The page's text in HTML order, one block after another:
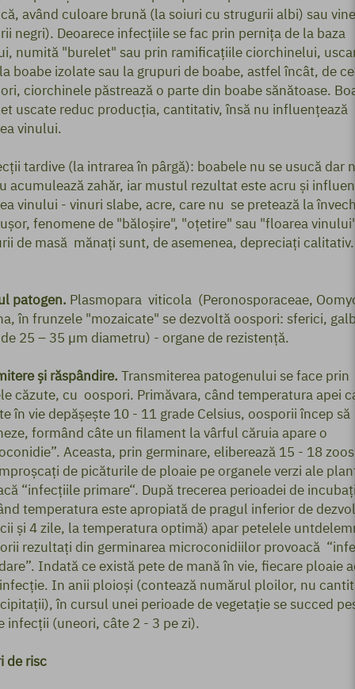
având culoare brună (la soiuri cu strugurii albi) sau
negri). Deoarece infecţiile se fac prin perniţa de la baza
numită "burelet" sau prin ramificaţiile ciorchinelui,
boabe izolate sau la grupuri de boabe, astfel încât, de
ciorchinele păstrează o parte din boabe sănătoase.
uscate reduc producţia, cantitativ, însă nu influenţează
vinului.
tardive (la intrarea în pârgă): boabele nu se usucă dar
acumulează zahăr, iar mustul rezultat este acru şi
vinului - vinuri slabe, acre, care nu se pretează la
fenomene de "băloşire", "oţetire" sau "floarea
de masă mănaţi sunt, de asemenea, depreciaţi
patogen. Plasmopara viticola (Peronosporaceae,
în frunzele "mozaicate" se dezvoltă oospori: sferici,
25 – 35 µm diametru) - organe de rezistenţă.
şi răspândire. Transmiterea patogenului se face prin
căzute, cu oospori. Primăvara, când temperatura apei
în vie depăşeşte 10 - 11 grade Celsius, oosporii încep să
formând câte un filament la vârful căruia apare o
Aceasta, prin germinare, eliberează 15 - 18
de picăturile de ploaie pe organele verzi ale
“infecţiile primare“. După trecerea perioadei de
temperatura este apropiată de pragul inferior de
şi 4 zile, la temperatura optimă) apar petelele
rezultaţi din germinarea microconidiilor provoacă
Indată ce există pete de mană în vie, fiecare ploaie
In anii ploioşi (contează numărul ploilor, nu
în cursul unei perioade de vegetaţie se succed
infecţii (uneori, câte 2 - 3 pe zi).
de risc